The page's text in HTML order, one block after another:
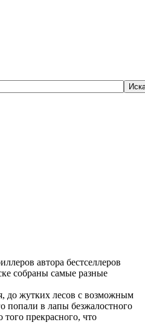
автора бестселлеров
собраны самые разные
до жутких лесов с возможным
попали в лапы безжалостного
прекрасного, что